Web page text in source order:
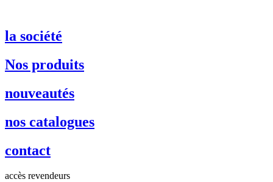
la société
Nos produits
nouveautés
nos catalogues
contact
accès revendeurs